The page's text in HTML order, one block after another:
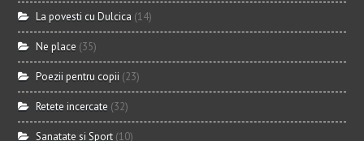
La povesti cu Dulcica (14)
Ne place (35)
Poezii pentru copii (23)
Retete incercate (32)
Sanatate si Sport (10)